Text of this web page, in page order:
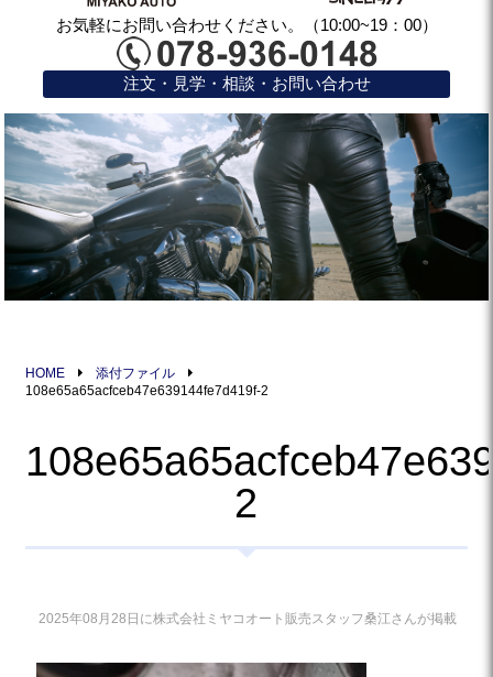
お気軽にお問い合わせください。（10:00~19：00）
注文・見学・相談・お問い合わせ
HOME
添付ファイル
108e65a65acfceb47e639144fe7d419f-2
2
2025年08月28日に株式会社ミヤコオート販売スタッフ桑江さんが掲載